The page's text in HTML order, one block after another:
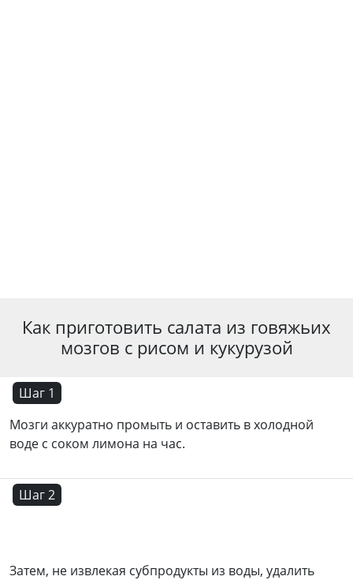
Как приготовить салата из говяжьих
мозгов с рисом и кукурузой
Шаг 1
Мозги аккуратно промыть и оставить в холодной
воде с соком лимона на час.
Шаг 2
Затем, не извлекая субпродукты из воды, удалить